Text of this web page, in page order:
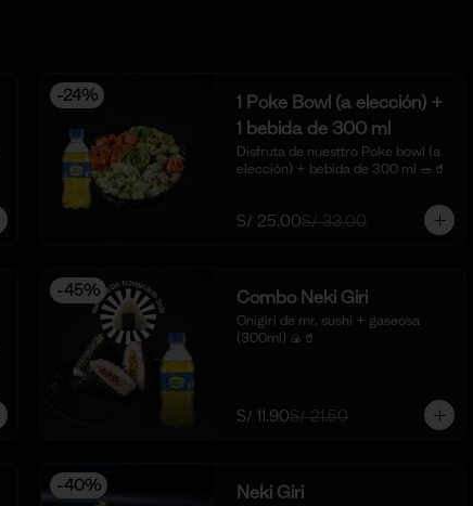
-24%
1 Poke Bowl (a elección) +
1 bebida de 300 ml
Disfruta de nuesttro Poke bowl (a
elección) + bebida de 300 ml 🥗🥤
S/ 25.00S/ 33.00
-45% Combo Neki Giri
Onigiri de mr. sushi + gaseosa
(300ml) 🍙🥤
S/ 11.90S/ 21.50
-40% Neki Giri